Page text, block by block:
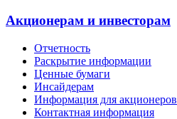
Акционерам и инвесторам
Отчетность
Раскрытие информации
Ценные бумаги
Инсайдерам
Информация для акционеров
Контактная информация